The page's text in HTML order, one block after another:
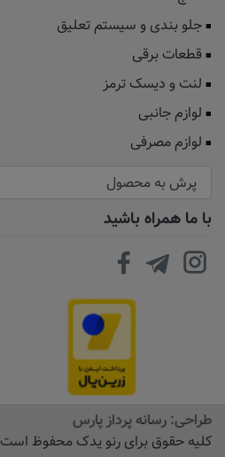
جلو بندی و سیستم تعلیق
قطعات برقی
لنت و دیسک ترمز
لوازم جانبی
لوازم مصرفی
با ما همراه باشید
طراحی: رسانه پرداز پارس
کلیه حقوق برای رنو یدک محفوظ